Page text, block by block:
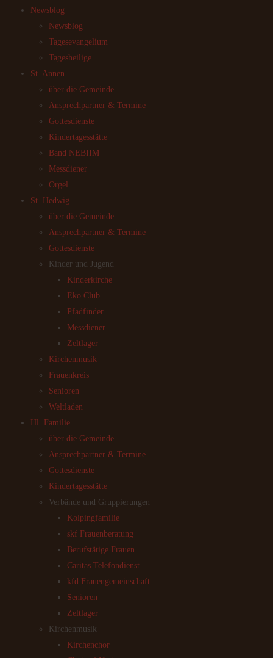
Newsblog
Newsblog
Tagesevangelium
Tagesheilige
St. Annen
über die Gemeinde
Ansprechpartner & Termine
Gottesdienste
Kindertagesstätte
Band NEBIIM
Messdiener
Orgel
St. Hedwig
über die Gemeinde
Ansprechpartner & Termine
Gottesdienste
Kinder und Jugend
Kinderkirche
Eko Club
Pfadfinder
Messdiener
Zeltlager
Kirchenmusik
Frauenkreis
Senioren
Weltladen
Hl. Familie
über die Gemeinde
Ansprechpartner & Termine
Gottesdienste
Kindertagesstätte
Verbände und Gruppierungen
Kolpingfamilie
skf Frauenberatung
Berufstätige Frauen
Caritas Telefondienst
kfd Frauengemeinschaft
Senioren
Zeltlager
Kirchenmusik
Kirchenchor